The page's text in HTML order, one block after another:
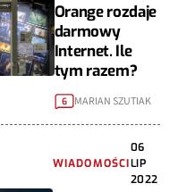
Orange rozdaje
darmowy
Internet. Ile
tym razem?
6 MARIAN SZUTIAK
WIADOMOŚCI
06
LIP
2022